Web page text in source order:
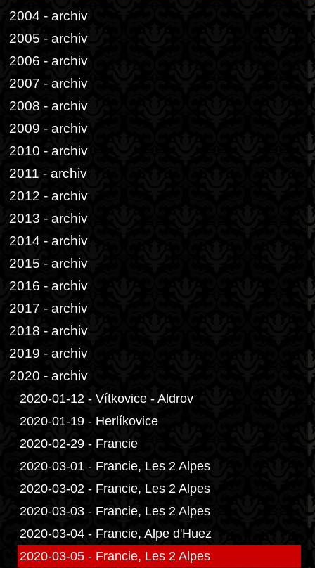
2004 - archiv
2005 - archiv
2006 - archiv
2007 - archiv
2008 - archiv
2009 - archiv
2010 - archiv
2011 - archiv
2012 - archiv
2013 - archiv
2014 - archiv
2015 - archiv
2016 - archiv
2017 - archiv
2018 - archiv
2019 - archiv
2020 - archiv
2020-01-12 - Vítkovice - Aldrov
2020-01-19 - Herlíkovice
2020-02-29 - Francie
2020-03-01 - Francie, Les 2 Alpes
2020-03-02 - Francie, Les 2 Alpes
2020-03-03 - Francie, Les 2 Alpes
2020-03-04 - Francie, Alpe d'Huez
2020-03-05 - Francie, Les 2 Alpes